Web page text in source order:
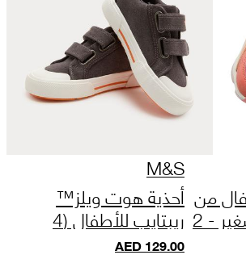
من
جلد السويد (4 صغير - 2
M&S
أحذية هوت ويلز™
ريبتايب للأطفال (4
صغيرة - 2 كبيرة)
AED129.00